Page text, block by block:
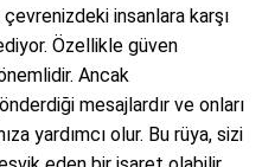
insanlara karşı
Özellikle güven
Ancak
mesajlardır ve onları
yardımcı olur. Bu rüya, sizi